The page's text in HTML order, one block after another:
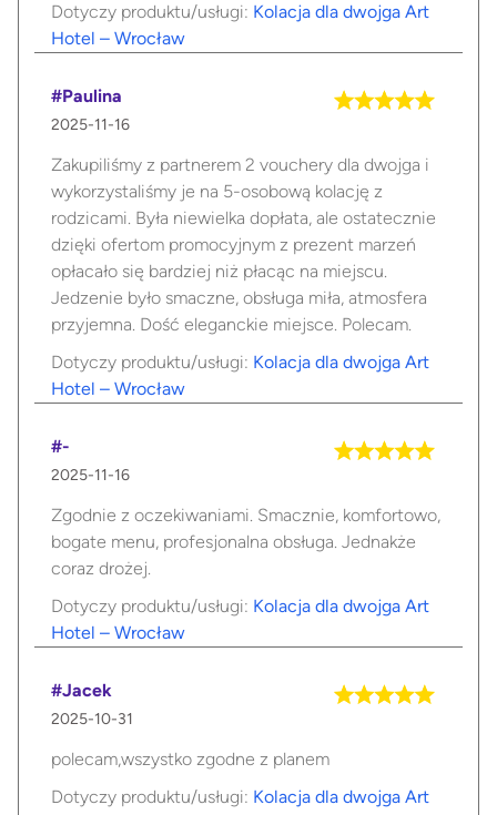
Dotyczy produktu/usługi: Kolacja dla dwojga Art
Hotel – Wrocław
#Paulina
2025-11-16
Zakupiliśmy z partnerem 2 vouchery dla dwojga i
wykorzystaliśmy je na 5-osobową kolację z
rodzicami. Była niewielka dopłata, ale ostatecznie
dzięki ofertom promocyjnym z prezent marzeń
opłacało się bardziej niż płacąc na miejscu.
Jedzenie było smaczne, obsługa miła, atmosfera
przyjemna. Dość eleganckie miejsce. Polecam.
Dotyczy produktu/usługi: Kolacja dla dwojga Art
Hotel – Wrocław
#-
2025-11-16
Zgodnie z oczekiwaniami. Smacznie, komfortowo,
bogate menu, profesjonalna obsługa. Jednakże
coraz drożej.
Dotyczy produktu/usługi: Kolacja dla dwojga Art
Hotel – Wrocław
#Jacek
2025-10-31
polecam,wszystko zgodne z planem
Dotyczy produktu/usługi: Kolacja dla dwojga Art